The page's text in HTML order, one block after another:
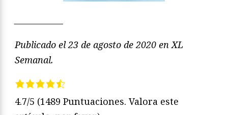
Publicado el 23 de agosto de 2020 en XL
Semanal.
4.7/5 (1489 Puntuaciones. Valora este